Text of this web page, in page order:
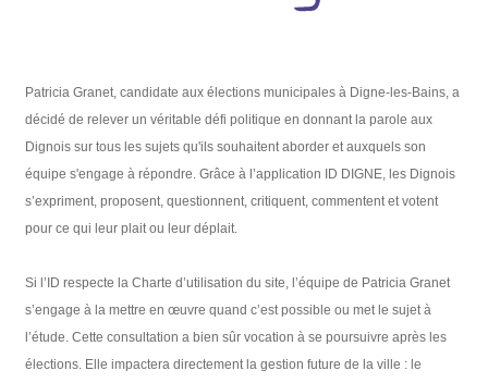
Patricia Granet, candidate aux élections municipales à Digne-les-Bains, a
décidé de relever un véritable défi politique en donnant la parole aux
Dignois sur tous les sujets qu'ils souhaitent aborder et auxquels son
équipe s'engage à répondre. Grâce à l’application ID DIGNE, les Dignois
s’expriment, proposent, questionnent, critiquent, commentent et votent
pour ce qui leur plait ou leur déplait.
Si l’ID respecte la Charte d’utilisation du site, l’équipe de Patricia Granet
s’engage à la mettre en œuvre quand c’est possible ou met le sujet à
l’étude. Cette consultation a bien sûr vocation à se poursuivre après les
élections. Elle impactera directement la gestion future de la ville : le